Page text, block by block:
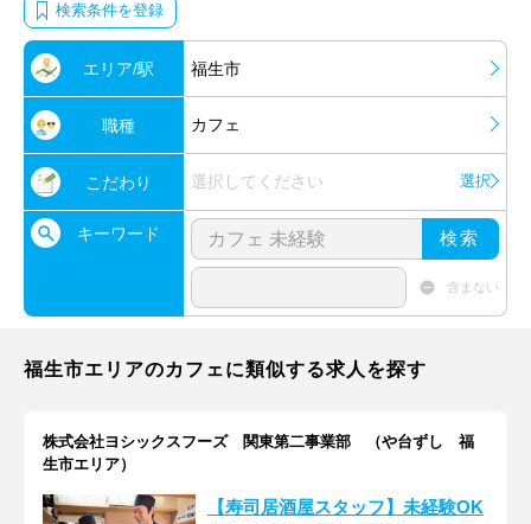
検索条件を登録
エリア/駅 福生市
職種 カフェ
こだわり 選択してください 選択
キーワード 検索
含まない
福生市エリアのカフェに類似する求人を探す
株式会社ヨシックスフーズ 関東第二事業部 （や台ずし 福
生市エリア）
【寿司居酒屋スタッフ】未経験OK